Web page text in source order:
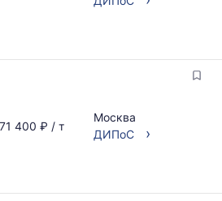
71 400 ₽ / т
Москва
ДИПоС
›